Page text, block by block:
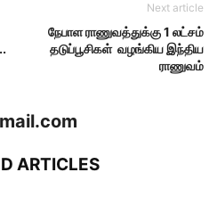
Next article
நேபாள ராணுவத்துக்கு 1 லட்சம்
தடுப்பூசிகள் வழங்கிய இந்திய
ராணுவம்
ARTICLES